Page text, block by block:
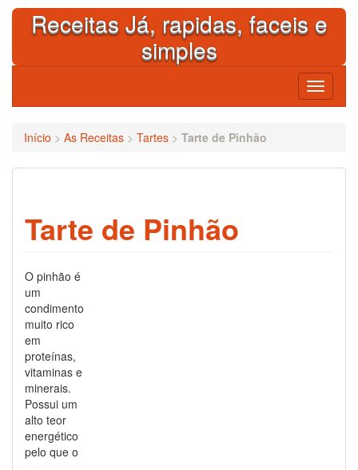
Skip
contentReceitas Já, rapidas, faceis e
simples
Toggle
Início > As Receitas > Tartes > Tarte de Pinhão
Tarte de Pinhão
O pinhão é
um
condimento
muito rico
em
proteínas,
vitaminas e
minerais.
Possui um
alto teor
energético
pelo que o